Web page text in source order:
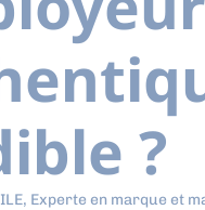
?
Experte en marque et